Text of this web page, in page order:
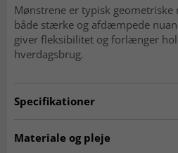
Mønstrene er typisk
både stærke og afdæmpede
giver fleksibilitet og forlænger
hverdagsbrug.
Specifikationer
Materiale og pleje